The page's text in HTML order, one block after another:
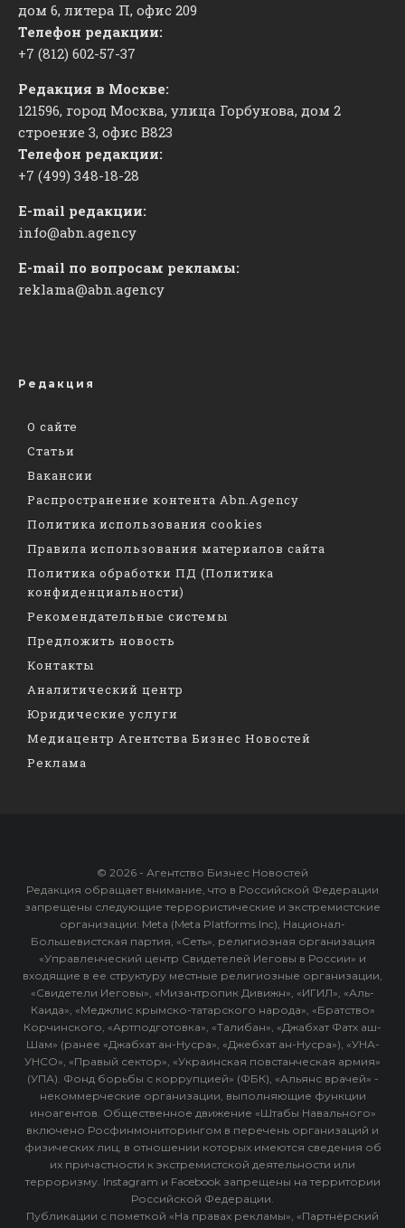
дом 6, литера П, офис 209
Телефон редакции:
+7 (812) 602-57-37
Редакция в Москве:
121596, город Москва, улица Горбунова, дом 2
строение 3, офис ​В823
Телефон редакции:
+7 (499) 348-18-28
E-mail редакции:
info@abn.agency
E-mail по вопросам рекламы:
reklama@abn.agency
Редакция
О сайте
Статьи
Вакансии
Распространение контента Abn.Agency
Политика использования cookies
Правила использования материалов сайта
Политика обработки ПД (Политика
конфиденциальности)
Рекомендательные системы
Предложить новость
Контакты
Аналитический центр
Юридические услуги
Медиацентр Агентства Бизнес Новостей
Реклама
© 2026 - Агентство Бизнес Новостей
Редакция обращает внимание, что в Российской Федерации
запрещены следующие террористические и экстремистские
организации: Meta (Meta Platforms Inc), Национал-
Большевистская партия, «Сеть», религиозная организация
«Управленческий центр Свидетелей Иеговы в России» и
входящие в ее структуру местные религиозные организации,
«Свидетели Иеговы», «Мизантропик Дивижн», «ИГИЛ», «Аль-
Каида», «Меджлис крымско-татарского народа», «Братство»
Корчинского, «Артподготовка», «Талибан», «Джабхат Фатх аш-
Шам» (ранее «Джабхат ан-Нусра», «Джебхат ан-Нусра»), «УНА-
УНСО», «Правый сектор», «Украинская повстанческая армия»
(УПА). Фонд борьбы с коррупцией» (ФБК), «Альянс врачей» -
некоммерческие организации, выполняющие функции
иноагентов. Общественное движение «Штабы Навального»
включено Росфинмониторингом в перечень организаций и
физических лиц, в отношении которых имеются сведения об
их причастности к экстремистской деятельности или
терроризму. Instagram и Facebook запрещены на территории
Российской Федерации.
Публикации с пометкой «На правах рекламы», «Партнёрский